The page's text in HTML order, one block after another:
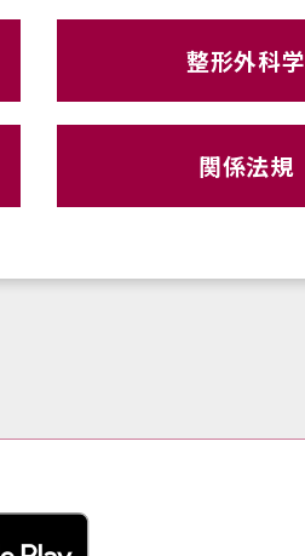
整形外科学
関係法規